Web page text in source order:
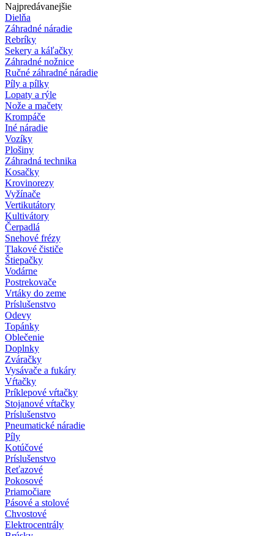
Najpredávanejšie
Dielňa
Záhradné náradie
Rebríky
Sekery a káľačky
Záhradné nožnice
Ručné záhradné náradie
Píly a pílky
Lopaty a rýle
Nože a mačety
Krompáče
Iné náradie
Vozíky
Plošiny
Záhradná technika
Kosačky
Krovinorezy
Vyžínače
Vertikutátory
Kultivátory
Čerpadlá
Snehové frézy
Tlakové čističe
Štiepačky
Vodárne
Postrekovače
Vrtáky do zeme
Príslušenstvo
Odevy
Topánky
Oblečenie
Doplnky
Zváračky
Vysávače a fukáry
Vŕtačky
Príklepové vŕtačky
Stojanové vŕtačky
Príslušenstvo
Pneumatické náradie
Píly
Kotúčové
Príslušenstvo
Reťazové
Pokosové
Priamočiare
Pásové a stolové
Chvostové
Elektrocentrály